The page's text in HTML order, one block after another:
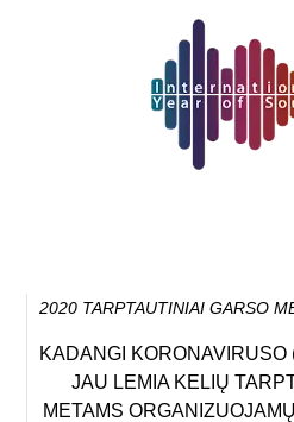
2020 TARPTAUTINIAI GARSO
KADANGI
JAU LEMIA KELIŲ
METAMS